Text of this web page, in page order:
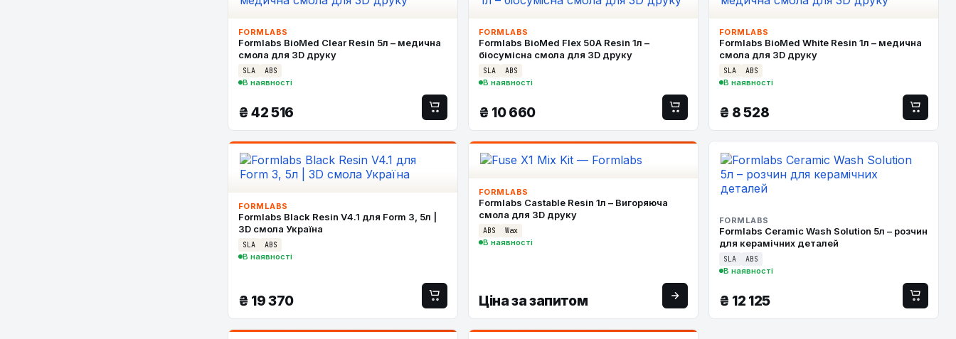
FORMLABS
Formlabs BioMed Clear Resin 5л – медична
смола для 3D друку
SLA ABS
В наявності
₴ 42 516
FORMLABS
Formlabs BioMed Flex 50A Resin 1л –
біосумісна смола для 3D друку
SLA ABS
В наявності
₴ 10 660
FORMLABS
Formlabs BioMed White Resin 1л – медична
смола для 3D друку
SLA ABS
В наявності
₴ 8 528
FORMLABS
Formlabs Black Resin V4.1 для Form 3, 5л |
3D смола Україна
SLA ABS
В наявності
₴ 19 370
FORMLABS
Formlabs Castable Resin 1л – Вигоряюча
смола для 3D друку
ABS Wax
В наявності
Ціна за запитом
FORMLABS
Formlabs Ceramic Wash Solution 5л – розчин
для керамічних деталей
SLA ABS
В наявності
₴ 12 125